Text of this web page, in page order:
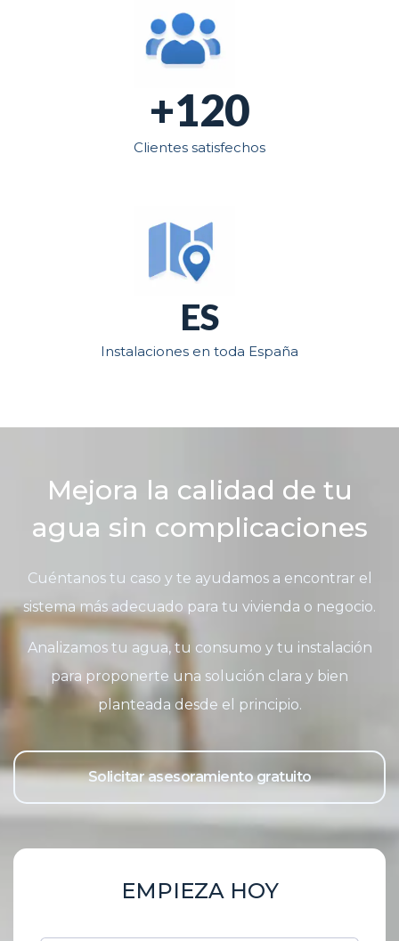
+120
Clientes satisfechos
ES
Instalaciones en toda España
Mejora la calidad de tu
agua sin complicaciones
Cuéntanos tu caso y te ayudamos a encontrar el
sistema más adecuado para tu vivienda o negocio.
Analizamos tu agua, tu consumo y tu instalación
para proponerte una solución clara y bien
planteada desde el principio.
Solicitar asesoramiento gratuito
EMPIEZA HOY